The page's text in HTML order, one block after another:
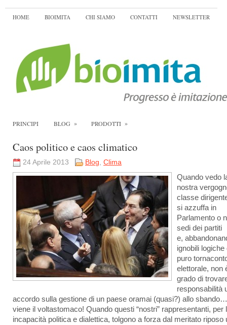
HOME BIOIMITA CHI SIAMO CONTATTI NEWSLETTER
PRINCIPI BLOG » PRODOTTI »
Caos politico e caos climatico
24 Aprile 2013 Blog, Clima
Quando vedo
nostra
classe
si azzuffa in
Parlamento o
sedi dei partiti
e,
ignobili logiche
puro
elettorale, non
grado di
responsabilità
accordo sulla gestione di un paese oramai (quasi?) allo
viene il voltastomaco! Quando questi “nostri” rappresentanti, per
incapacità politica e dialettica, tolgono a forza dal meritato riposo